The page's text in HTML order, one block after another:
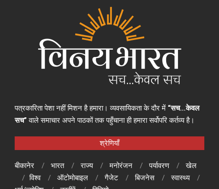
पत्रकारिता पेशा नहीं मिशन है हमारा। व्यवसायिकता के दौर में “सच…केवल
सच” वाले समाचार अपने पाठकों तक पहुँचाना ही हमारा सर्वोपरि कर्तव्य है।
श्रेणियाँ
बीकानेर भारत राज्य मनोरंजन पर्यावरण
खेल
विश्व
ऑटोमोबाइल गैजेट बिजनेस
स्वास्थ्य